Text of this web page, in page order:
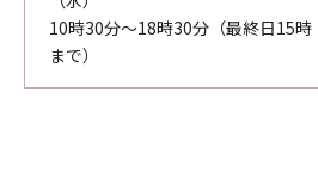
10時30分～18時30分（最終日15時
まで）